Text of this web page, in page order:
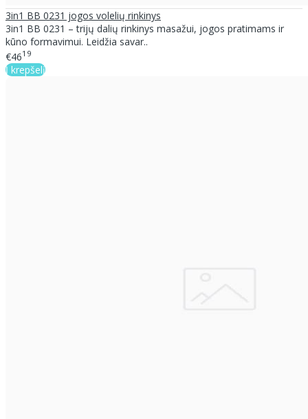
3in1 BB 0231 jogos volelių rinkinys
3in1 BB 0231 – trijų dalių rinkinys masažui, jogos pratimams ir
kūno formavimui. Leidžia savar..
€4619
Į krepšelį